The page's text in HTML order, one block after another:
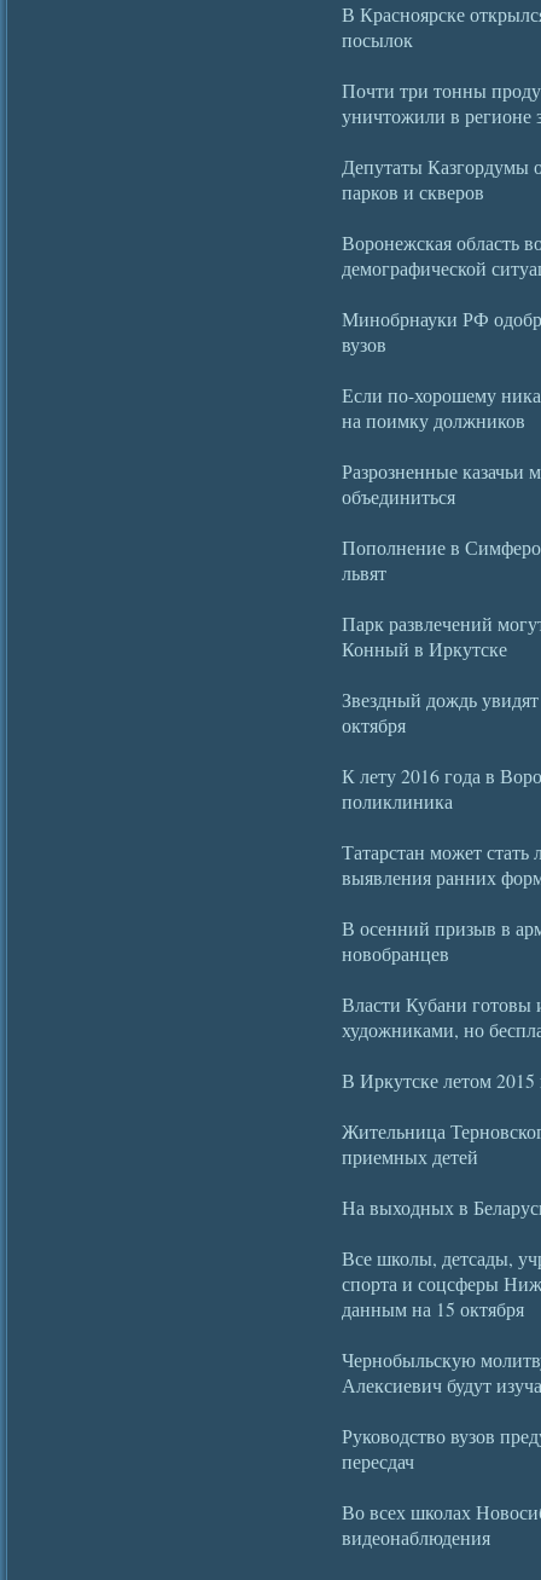
В Красноярске
посылок
Почти три тонны
уничтожили в регионе
Депутаты Казгордумы
парков и скверов
Воронежская область
демографической
Минобрнауки РФ
вузов
Если по-хорошему
на поимку должников
Разрозненные казачьи
объединиться
Пополнение в
львят
Парк развлечений
Конный в Иркутске
Звездный дождь
октября
К лету 2016 года в
поликлиника
Татарстан может
выявления ранних
В осенний призыв в
новобранцев
Власти Кубани готовы
художниками, но
В Иркутске летом 2015
Жительница
приемных детей
На выходных в
Все школы, детсады,
спорта и соцсферы
данным на 15 октября
Чернобыльскую
Алексиевич будут
Руководство вузов
пересдач
Во всех школах
видеонаблюдения